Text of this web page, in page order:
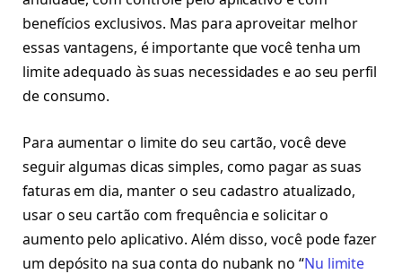
benefícios exclusivos. Mas para aproveitar melhor
essas vantagens, é importante que você tenha um
limite adequado às suas necessidades e ao seu perfil
de consumo.
Para aumentar o limite do seu cartão, você deve
seguir algumas dicas simples, como pagar as suas
faturas em dia, manter o seu cadastro atualizado,
usar o seu cartão com frequência e solicitar o
aumento pelo aplicativo. Além disso, você pode fazer
um depósito na sua conta do nubank no “Nu limite